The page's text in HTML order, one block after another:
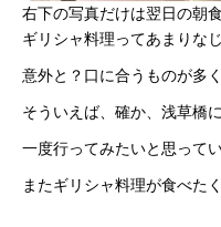
右下の写真だけは翌日の朝
ギリシャ料理ってあまりな
意外と？口に合うものが多
そういえば、確か、浅草橋
一度行ってみたいと思って
またギリシャ料理が食べた